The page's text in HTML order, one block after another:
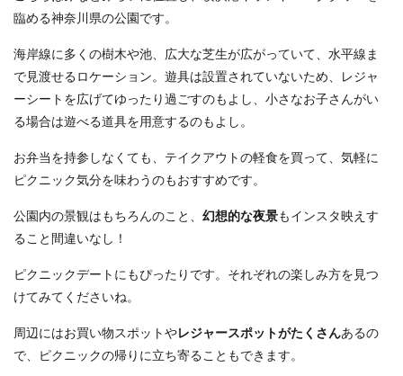
臨める神奈川県の公園です。
海岸線に多くの樹木や池、広大な芝生が広がっていて、水平線ま
で見渡せるロケーション。遊具は設置されていないため、レジャ
ーシートを広げてゆったり過ごすのもよし、小さなお子さんがい
る場合は遊べる道具を用意するのもよし。
お弁当を持参しなくても、テイクアウトの軽食を買って、気軽に
ピクニック気分を味わうのもおすすめです。
公園内の景観はもちろんのこと、 幻想的な夜景もインスタ映えす
ること間違いなし！
ピクニックデートにもぴったりです。それぞれの楽しみ方を見つ
けてみてくださいね。
周辺にはお買い物スポットやレジャースポットがたくさんあるの
で、ピクニックの帰りに立ち寄ることもできます。